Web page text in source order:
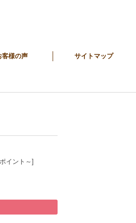
客様の声 サイトマップ
イント～]